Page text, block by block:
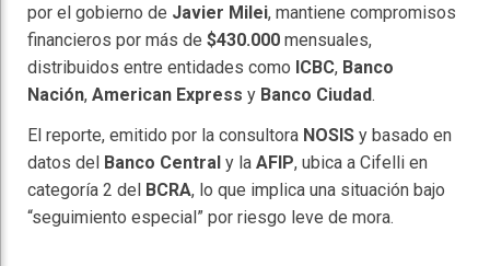
por el gobierno de Javier Milei, mantiene compromisos
financieros por más de $430.000 mensuales,
distribuidos entre entidades como ICBC, Banco
Nación, American Express y Banco Ciudad.
El reporte, emitido por la consultora NOSIS y basado en
datos del Banco Central y la AFIP, ubica a Cifelli en
categoría 2 del BCRA, lo que implica una situación bajo
“seguimiento especial” por riesgo leve de mora.